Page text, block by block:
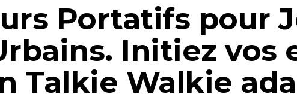
Portatifs pour
Initiez vos
Talkie Walkie